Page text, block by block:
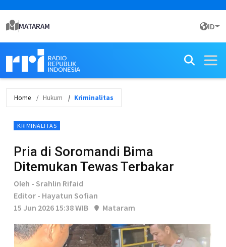
MATARAM ID
Home Hukum Kriminalitas
KRIMINALITAS
Pria di Soromandi Bima
Ditemukan Tewas Terbakar
Oleh - Srahlin Rifaid
Editor - Hayatun Sofian
15 Jun 2026 15:38 WIB
Mataram